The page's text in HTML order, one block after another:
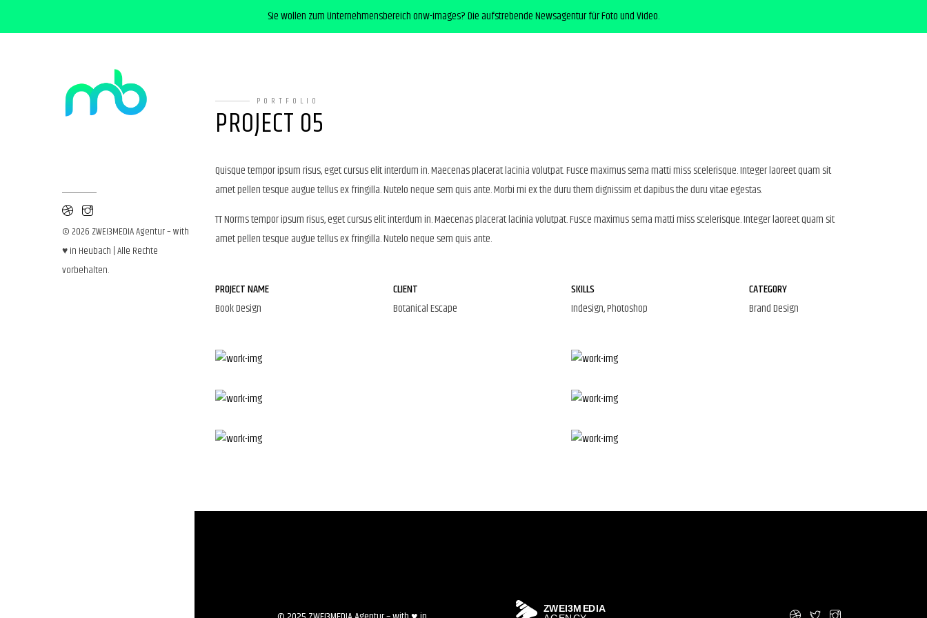
Sie wollen zum Unternehmensbereich onw-images? Die aufstrebende Newsagentur für Foto und Video.
© 2026 ZWEI3MEDIA Agentur – with
♥ in Heubach | Alle Rechte
vorbehalten.
PORTFOLIO
PROJECT 05
Quisque tempor ipsum risus, eget cursus elit interdum in. Maecenas placerat lacinia volutpat. Fusce maximus sema matti miss scelerisque. Integer laoreet quam sit
amet pellen tesque augue tellus ex fringilla. Nutelo neque sem quis ante. Morbi mi ex the duru them dignissim et dapibus the duru vitae egestas.
TT Norms tempor ipsum risus, eget cursus elit interdum in. Maecenas placerat lacinia volutpat. Fusce maximus sema matti miss scelerisque. Integer laoreet quam sit
amet pellen tesque augue tellus ex fringilla. Nutelo neque sem quis ante.
PROJECT NAME
Book Design
CLIENT
Botanical Escape
SKILLS
Indesign, Photoshop
CATEGORY
Brand Design